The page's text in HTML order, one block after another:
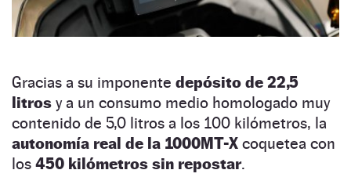
Gracias a su imponente depósito de 22,5
litros y a un consumo medio homologado muy
contenido de 5,0 litros a los 100 kilómetros, la
autonomía real de la 1000MT-X coquetea con
los 450 kilómetros sin repostar.